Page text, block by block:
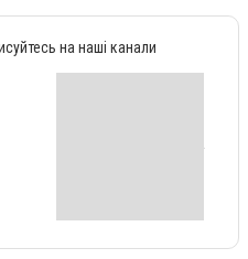
на наші канали